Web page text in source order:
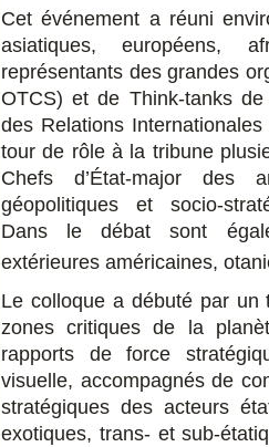
Cet événement a réuni
asiatiques, européens,
représentants des grandes
OTCS) et de Think-tanks
des Relations
tour de rôle à la tribune
Chefs d’État-major des
géopolitiques et socio-
Dans le débat sont
extérieures américaines,
Le colloque a débuté par un
zones critiques de la
rapports de force
visuelle, accompagnés de
stratégiques des acteurs
exotiques, trans- et sub-